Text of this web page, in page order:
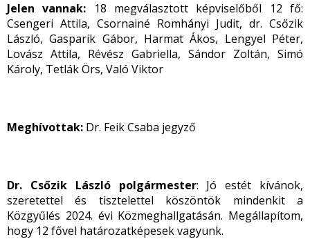
Jelen vannak: 18 megválasztott képviselőből 12 fő:
Csengeri Attila, Csornainé Romhányi Judit, dr. Csőzik
László, Gasparik Gábor, Harmat Ákos, Lengyel Péter,
Lovász Attila, Révész Gabriella, Sándor Zoltán, Simó
Károly, Tetlák Örs, Való Viktor
Meghívottak: Dr. Feik Csaba jegyző
Dr. Csőzik László polgármester: Jó estét kívánok,
szeretettel és tisztelettel köszöntök mindenkit a
Közgyűlés 2024. évi Közmeghallgatásán. Megállapítom,
hogy 12 fővel határozatképesek vagyunk.